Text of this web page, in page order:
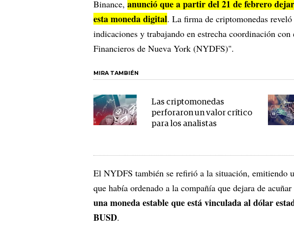
Binance, anunció que a partir del 21 de febrero
esta moneda digital. La firma de criptomonedas
indicaciones y trabajando en estrecha coordinación
Financieros de Nueva York (NYDFS)".
MIRA TAMBIÉN
Las criptomonedas
perforaron un valor crítico
para los analistas
El NYDFS también se refirió a la situación, emitiendo
que había ordenado a la compañía que dejara de
una moneda estable que está vinculada al dólar
BUSD.